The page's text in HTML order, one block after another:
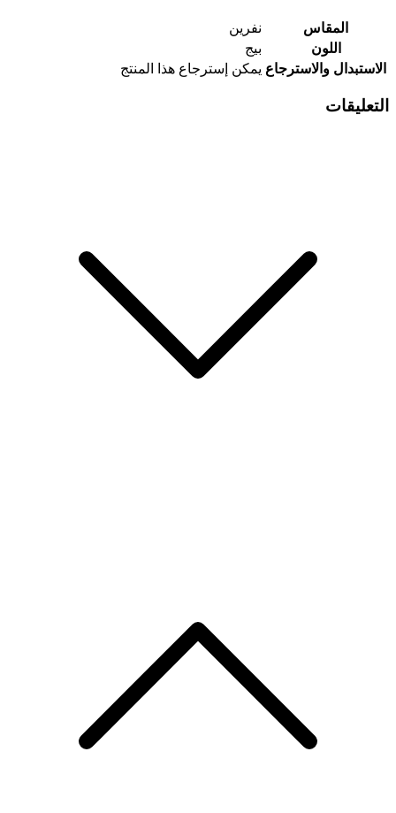
المقاس
نفرين
اللون
بيج
الاستبدال والاسترجاع يمكن إسترجاع هذا المنتج
التعليقات